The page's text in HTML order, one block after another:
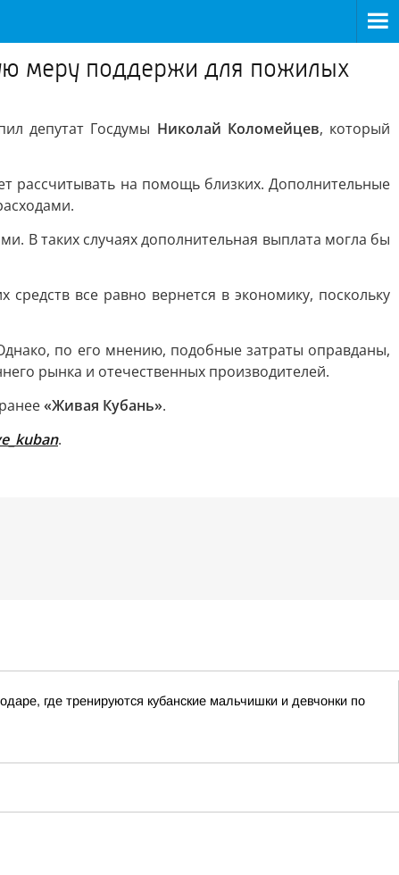
меру поддержи для пожилых
депутат Госдумы Николай Коломейцев, который
рассчитывать на помощь близких. Дополнительные
В таких случаях дополнительная выплата могла бы
все равно вернется в экономику, поскольку
по его мнению, подобные затраты оправданы,
рынка и отечественных производителей.
«Живая Кубань».
.
где тренируются кубанские мальчишки и девчонки по